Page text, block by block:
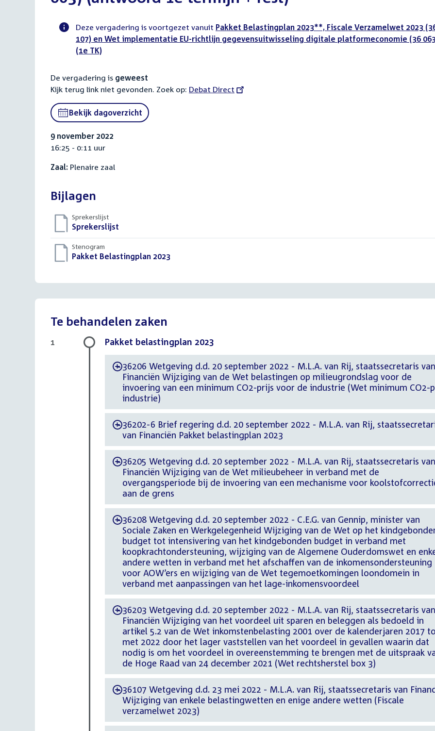
Voortgangsstatus
plenaire
activiteit
Deze vergadering is voortgezet vanuit Pakket Belastingplan 2023**, Fiscale Verzamelwet 2023
107) en Wet implementatie EU-richtlijn gegevensuitwisseling digitale platformeconomie (36
(1e TK)
De vergadering is geweest
Kijk terug link niet gevonden. Zoek op: External
Debat Direct
Bekijk dagoverzicht
9 november 2022
16:25 - 0:11 uur
Zaal: Plenaire zaal
Bijlagen
Sprekerslijst
Download
bestand:
Sprekerslijst
Stenogram
Download
Pakket Belastingplan 2023
Te behandelen zaken
Pakket belastingplan 2023
-36206 Wetgeving d.d. 20 september 2022 - M.L.A. van Rij, staatssecretaris van
Financiën Wijziging van de Wet belastingen op milieugrondslag voor de
invoering van een minimum CO2-prijs voor de industrie (Wet minimum CO2-
industrie)
-36202-6 Brief regering d.d. 20 september 2022 - M.L.A. van Rij,
van Financiën Pakket belastingplan 2023
-36205 Wetgeving d.d. 20 september 2022 - M.L.A. van Rij, staatssecretaris van
Financiën Wijziging van de Wet milieubeheer in verband met de
overgangsperiode bij de invoering van een mechanisme voor
aan de grens
-36208 Wetgeving d.d. 20 september 2022 - C.E.G. van Gennip, minister van
Sociale Zaken en Werkgelegenheid Wijziging van de Wet op het
budget tot intensivering van het kindgebonden budget in verband met
koopkrachtondersteuning, wijziging van de Algemene Ouderdomswet en
andere wetten in verband met het afschaffen van de inkomensondersteuning
voor AOW’ers en wijziging van de Wet tegemoetkomingen loondomein in
verband met aanpassingen van het lage-inkomensvoordeel
-36203 Wetgeving d.d. 20 september 2022 - M.L.A. van Rij, staatssecretaris van
Financiën Wijziging van het voordeel uit sparen en beleggen als bedoeld in
artikel 5.2 van de Wet inkomstenbelasting 2001 over de kalenderjaren 2017
met 2022 door het lager vaststellen van het voordeel in gevallen waarin dat
nodig is om het voordeel in overeenstemming te brengen met de uitspraak
de Hoge Raad van 24 december 2021 (Wet rechtsherstel box 3)
-36107 Wetgeving d.d. 23 mei 2022 - M.L.A. van Rij, staatssecretaris van
Wijziging van enkele belastingwetten en enige andere wetten (Fiscale
verzamelwet 2023)
1